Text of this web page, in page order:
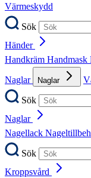
Värmeskydd
Sök
Händer
Handkräm Handmask
Naglar
Naglar
Sök
Naglar
Nagellack
Sök
Kroppsvård